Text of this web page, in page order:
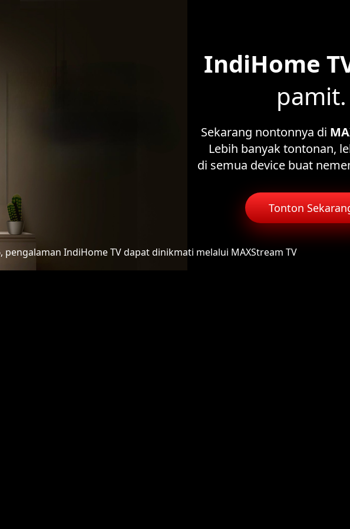
IndiHome
pamit.
Sekarang nontonnya di
Lebih banyak tontonan,
di semua device buat
Tonton
pengalaman IndiHome TVdapat dinikmati melalui MAXStream TV